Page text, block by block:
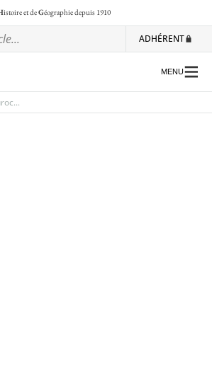
istoire et deGéographiedepuis 1910
ADHÉRENT
MENU